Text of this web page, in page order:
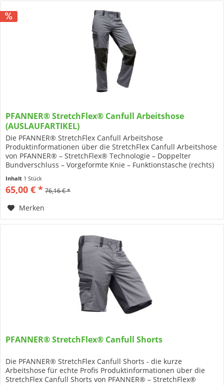
PFANNER® StretchFlex® Canfull Arbeitshose
(AUSLAUFARTIKEL)
Die PFANNER® StretchFlex Canfull Arbeitshose
Produktinformationen über die StretchFlex Canfull Arbeitshose
von PFANNER® – StretchFlex® Technologie – Doppelter
Bundverschluss – Vorgeformte Knie – Funktionstasche (rechts)
Inhalt 1 Stück
65,00 € * 76,16 € *
Merken
PFANNER® StretchFlex® Canfull Shorts
Die PFANNER® StretchFlex Canfull Shorts - die kurze
Arbeitshose für echte Profis Produktinformationen über die
StretchFlex Canfull Shorts von PFANNER® – StretchFlex®